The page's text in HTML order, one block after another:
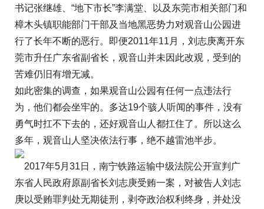
书记张继雄、“地下市长”李满堂、以及东莞市相关部门和
樟木头镇职能部门干部及当地黑恶势力对观音山公园进
行了长年不断的恶行。即便2011年11月，刘志庚离开东
莞市升任广东省副省长，观音山并未因此改观，受到的
苦难仍旧有增无减。
如此密集的调查，如果观音山公园有任何一点违法行
为，他们都会坐牢的。多达19个骇人听闻的事件，没有
勇气时扛不下去的，还好观音山人都扛住了。所以这么
多年，观音山人坚决依法行事，绝不越雷池半步。
2017年5月31日，南宁铁路运输中级法院公开宣判广
东省人民政府原副省长刘志庚受贿一案，对被告人刘志
庚以受贿罪判处无期徒刑，剥夺政治权利终身，并处没